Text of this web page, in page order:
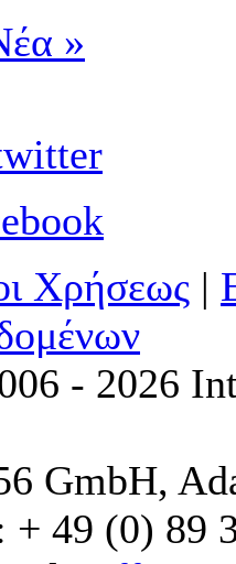
»
Χρήσεως |
- 2026
GmbH,
+ 49 (0) 89